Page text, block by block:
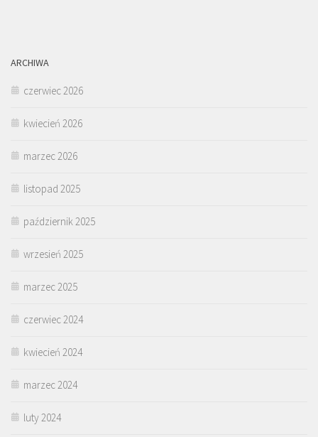
ARCHIWA
czerwiec 2026
kwiecień 2026
marzec 2026
listopad 2025
październik 2025
wrzesień 2025
marzec 2025
czerwiec 2024
kwiecień 2024
marzec 2024
luty 2024